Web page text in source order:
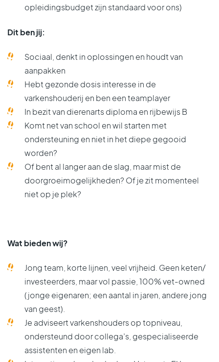
opleidingsbudget zijn standaard voor ons)
Dit ben jij:
Sociaal , denkt in oplossingen en houdt van
aanpakken
Hebt gezonde dosis interesse in de
varkenshouderij en ben eenteamplayer
In bezit van dierenarts diploma en rijbewijs B
Komt net van school en wil starten met
ondersteuning en niet in het diepe gegooid
worden?
Of bent al langer aan de slag, maar mist de
doorgroeimogelijkheden? Of je zit momenteel
niet op je plek?
Wat bieden wij?
Jong team , korte lijnen, veel vrijheid. Geen keten/
investeerders, maar vol passie, 100%vet-owned
(jonge eigenaren; een aantal in jaren, andere jong
van geest).
Je adviseert varkenshouders optopniveau
ondersteund door collega’s, gespecialiseerde
assistenten en eigen lab.